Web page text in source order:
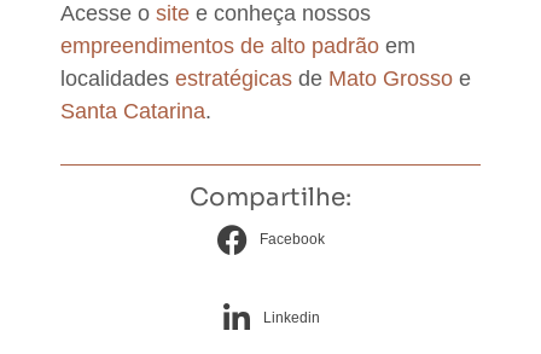
Acesse o site e conheça nossos
empreendimentos de alto padrão em
localidades estratégicas de Mato Grosso e
Santa Catarina.
Compartilhe:
Facebook
Linkedin